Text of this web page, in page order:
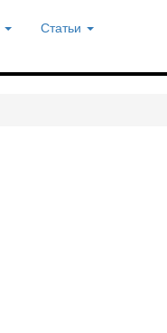
Статьи